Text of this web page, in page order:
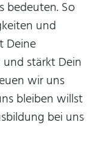
bedeuten. So
und
Deine
stärkt Dein
wir uns
bleiben willst
bei uns